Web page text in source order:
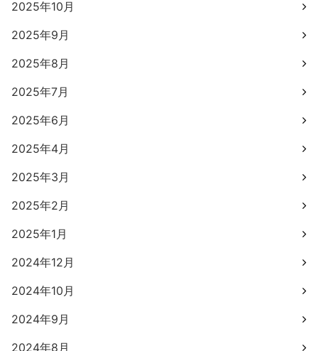
2025年10月
2025年9月
2025年8月
2025年7月
2025年6月
2025年4月
2025年3月
2025年2月
2025年1月
2024年12月
2024年10月
2024年9月
2024年8月